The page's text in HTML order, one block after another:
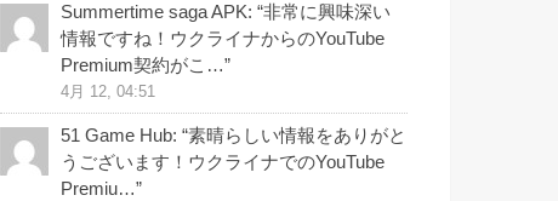
Summertime saga APK: “非常に興味深い
情報ですね！ウクライナからのYouTube
Premium契約がこ…”
4月 12, 04:51
51 Game Hub: “素晴らしい情報をありがと
うございます！ウクライナでのYouTube
Premiu…”